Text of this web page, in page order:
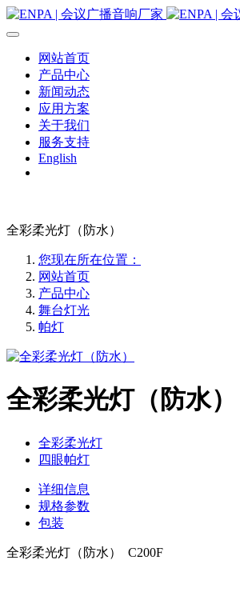
网站首页
产品中心
新闻动态
应用方案
关于我们
服务支持
English
全彩柔光灯（防水）
您现在所在位置：
网站首页
产品中心
舞台灯光
帕灯
全彩柔光灯（防水）
全彩柔光灯
四眼帕灯
详细信息
规格参数
包装
全彩柔光灯（防水） C200F